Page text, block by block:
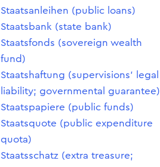
Staatsanleihen (public loans)
Staatsbank (state bank)
Staatsfonds (sovereign wealth
fund)
Staatshaftung (supervisions' legal
liability; governmental guarantee)
Staatspapiere (public funds)
Staatsquote (public expenditure
quota)
Staatsschatz (extra treasure;